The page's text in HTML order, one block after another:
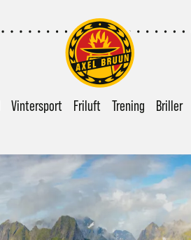
Vintersport Friluft Trening Briller